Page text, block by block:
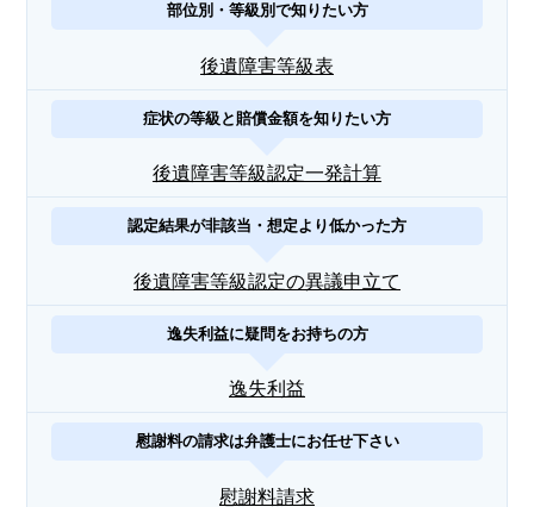
部位別・等級別で知りたい方
後遺障害等級表
症状の等級と賠償金額を知りたい方
後遺障害等級認定一発計算
認定結果が非該当・想定より低かった方
後遺障害等級認定の異議申立て
逸失利益に疑問をお持ちの方
逸失利益
慰謝料の請求は弁護士にお任せ下さい
慰謝料請求